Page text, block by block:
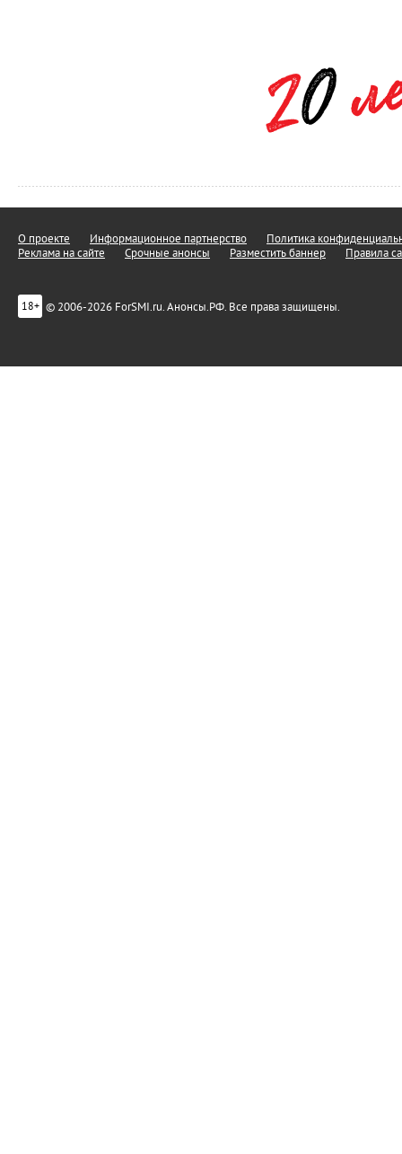
О проекте Информационное партнерство
Политика
Реклама на сайте
Срочные анонсы Разместить баннер Правила
18+ © 2006-2026 ForSMI.ru. Анонсы.РФ. Все права защищены.